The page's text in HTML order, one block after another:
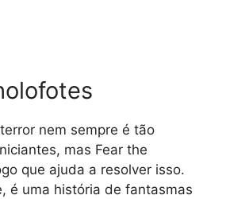
nem sempre é tão
mas Fear the
que ajuda a resolver isso.
é uma história de fantasmas